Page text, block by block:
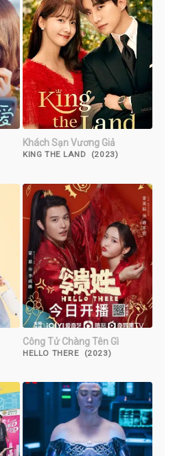
Khách Sạn Vương Giả
KING THE LAND (2023)
Công Tử Chàng Tên Gì
HELLO THERE (2023)